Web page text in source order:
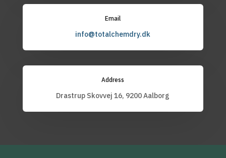
Email
info@totalchemdry.dk
Address
Drastrup Skovvej 16, 9200 Aalborg